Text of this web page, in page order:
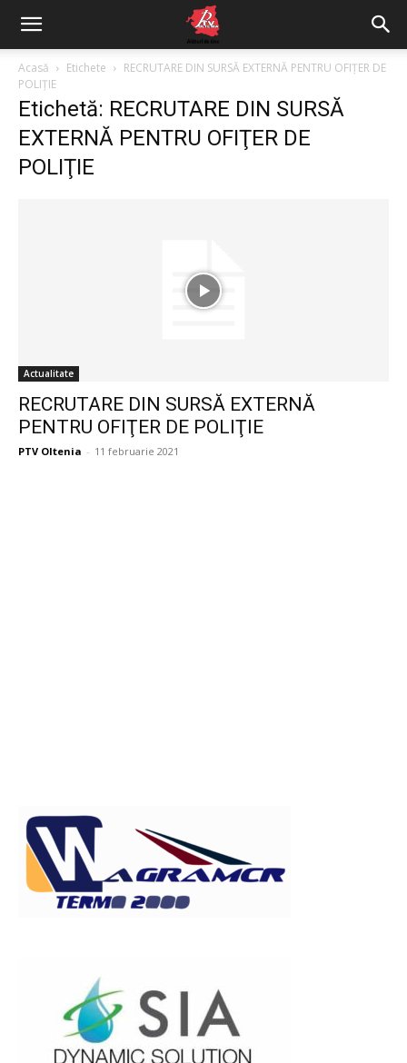
Acasă Etichete
RECRUTARE DIN SURSĂ EXTERNĂ PENTRU OFIŢER DE
POLIŢIE
Etichetă: RECRUTARE DIN SURSĂ
EXTERNĂ PENTRU OFIŢER DE
POLIŢIE
Actualitate
RECRUTARE DIN SURSĂ EXTERNĂ
PENTRU OFIŢER DE POLIŢIE
PTV Oltenia - 11 februarie 2021